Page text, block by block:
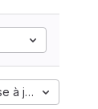
à jour